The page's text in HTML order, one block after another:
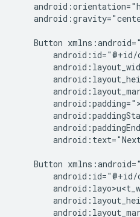
Button
Button